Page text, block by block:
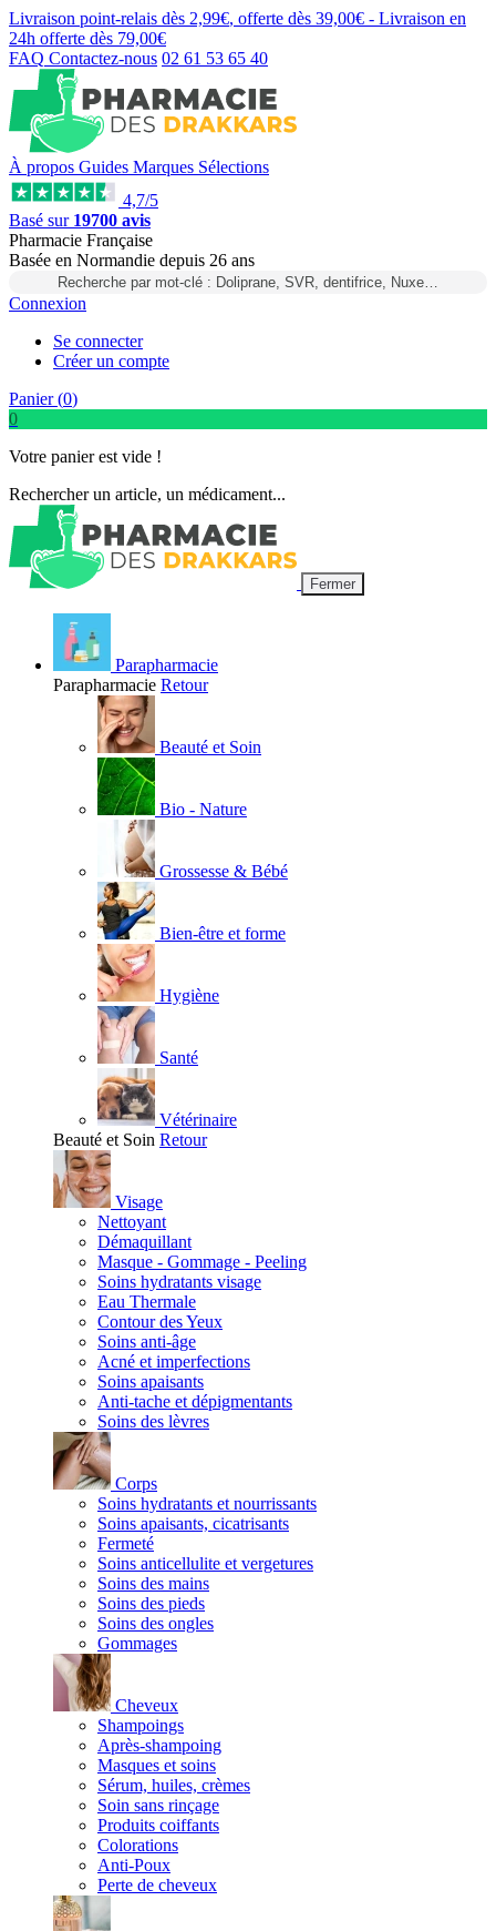
Livraison point-relais dès 2,99€, offerte dès 39,00€ - Livraison en
24h offerte dès 79,00€
FAQ Contactez-nous 02 61 53 65 40
À propos Guides Marques Sélections
4,7/5
Basé sur 19700 avis
Pharmacie Française
Basée en Normandie depuis 26 ans
Recherche par mot-clé : Doliprane, SVR, dentifrice, Nuxe…
Connexion
Se connecter
Créer un compte
Panier (0)
0
Votre panier est vide !
Rechercher un article, un médicament...
Fermer
Parapharmacie
Parapharmacie Retour
Beauté et Soin
Bio - Nature
Grossesse & Bébé
Bien-être et forme
Hygiène
Santé
Vétérinaire
Beauté et Soin Retour
Visage
Nettoyant
Démaquillant
Masque - Gommage - Peeling
Soins hydratants visage
Eau Thermale
Contour des Yeux
Soins anti-âge
Acné et imperfections
Soins apaisants
Anti-tache et dépigmentants
Soins des lèvres
Corps
Soins hydratants et nourrissants
Soins apaisants, cicatrisants
Fermeté
Soins anticellulite et vergetures
Soins des mains
Soins des pieds
Soins des ongles
Gommages
Cheveux
Shampoings
Après-shampoing
Masques et soins
Sérum, huiles, crèmes
Soin sans rinçage
Produits coiffants
Colorations
Anti-Poux
Perte de cheveux